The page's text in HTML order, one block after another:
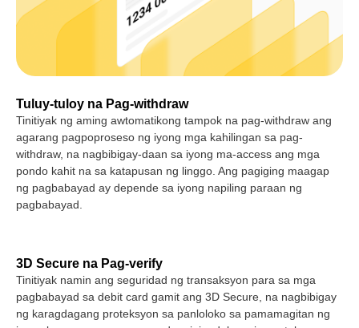
Tuluy-tuloy na Pag-withdraw
Tinitiyak ng aming awtomatikong tampok na pag-withdraw ang
agarang pagpoproseso ng iyong mga kahilingan sa pag-
withdraw, na nagbibigay-daan sa iyong ma-access ang mga
pondo kahit na sa katapusan ng linggo. Ang pagiging maagap
ng pagbabayad ay depende sa iyong napiling paraan ng
pagbabayad.
3D Secure na Pag-verify
Tinitiyak namin ang seguridad ng transaksyon para sa mga
pagbabayad sa debit card gamit ang 3D Secure, na nagbibigay
ng karagdagang proteksyon sa panloloko sa pamamagitan ng